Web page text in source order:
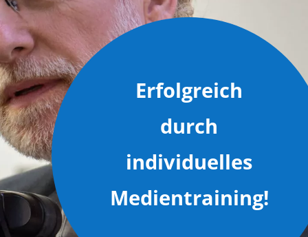
Erfolgreich
durch
individuelles
Medientraining!